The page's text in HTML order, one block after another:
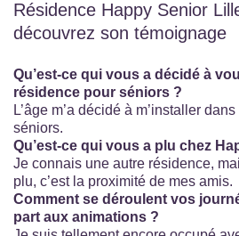
Résidence Happy Senior
découvrez son témoignage
Qu’est-ce qui vous a décidé à
résidence pour séniors ?
L’âge m’a décidé à m’installer
séniors.
Qu’est-ce qui vous a plu chez
Je connais une autre résidence,
plu, c’est la proximité de mes amis.
Comment se déroulent vos
part aux animations ?